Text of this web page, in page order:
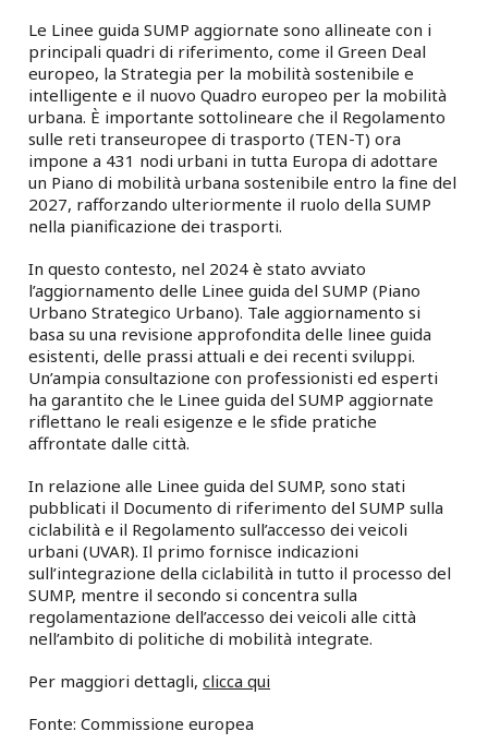
Le Linee guida SUMP aggiornate sono allineate con i
principali quadri di riferimento, come il Green Deal
europeo, la Strategia per la mobilità sostenibile e
intelligente e il nuovo Quadro europeo per la mobilità
urbana. È importante sottolineare che il Regolamento
sulle reti transeuropee di trasporto (TEN-T) ora
impone a 431 nodi urbani in tutta Europa di adottare
un Piano di mobilità urbana sostenibile entro la fine del
2027, rafforzando ulteriormente il ruolo della SUMP
nella pianificazione dei trasporti.
In questo contesto, nel 2024 è stato avviato
l’aggiornamento delle Linee guida del SUMP (Piano
Urbano Strategico Urbano). Tale aggiornamento si
basa su una revisione approfondita delle linee guida
esistenti, delle prassi attuali e dei recenti sviluppi.
Un’ampia consultazione con professionisti ed esperti
ha garantito che le Linee guida del SUMP aggiornate
riflettano le reali esigenze e le sfide pratiche
affrontate dalle città.
In relazione alle Linee guida del SUMP, sono stati
pubblicati il ​​Documento di riferimento del SUMP sulla
ciclabilità e il Regolamento sull’accesso dei veicoli
urbani (UVAR). Il primo fornisce indicazioni
sull’integrazione della ciclabilità in tutto il processo del
SUMP, mentre il secondo si concentra sulla
regolamentazione dell’accesso dei veicoli alle città
nell’ambito di politiche di mobilità integrate.
Per maggiori dettagli,clicca qui
Fonte: Commissione europea